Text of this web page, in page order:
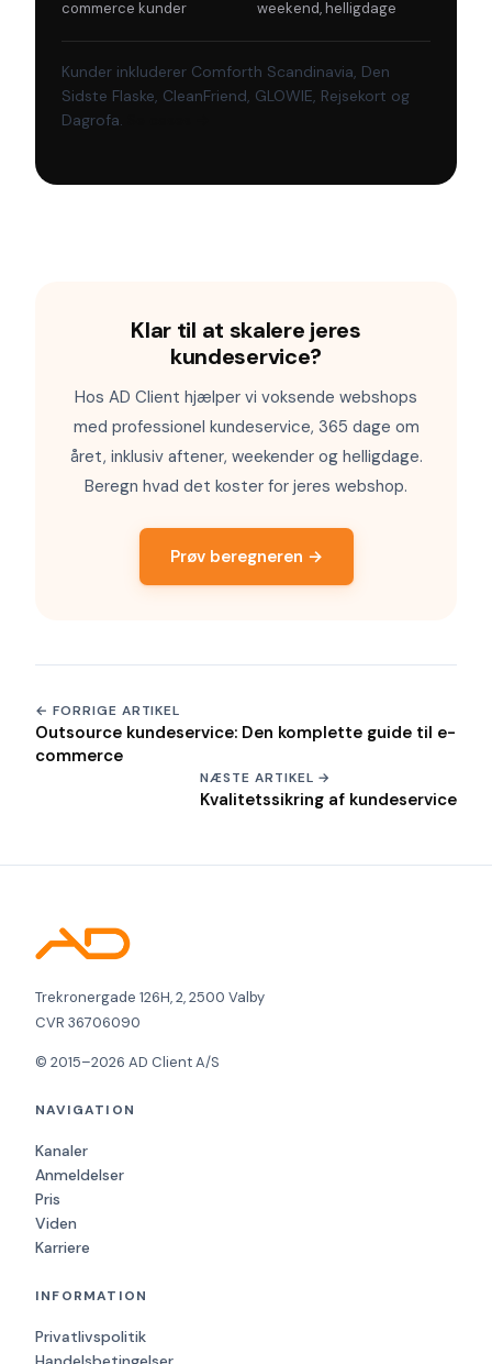
commerce kunder
weekend, helligdage
Kunder inkluderer Comforth Scandinavia, Den
Sidste Flaske, CleanFriend, GLOWIE, Rejsekort og
Dagrofa.
Klar til at skalere jeres
kundeservice?
Hos AD Client hjælper vi voksende webshops
med professionel kundeservice, 365 dage om
året, inklusiv aftener, weekender og helligdage.
Beregn hvad det koster for jeres webshop.
Prøv beregneren →
← FORRIGE ARTIKEL
Outsource kundeservice: Den komplette guide til e-
commerce
NÆSTE ARTIKEL →
Kvalitetssikring af kundeservice
Trekronergade 126H, 2, 2500 Valby
CVR 36706090
© 2015–2026 AD Client A/S
NAVIGATION
Kanaler
Anmeldelser
Pris
Viden
Karriere
INFORMATION
Privatlivspolitik